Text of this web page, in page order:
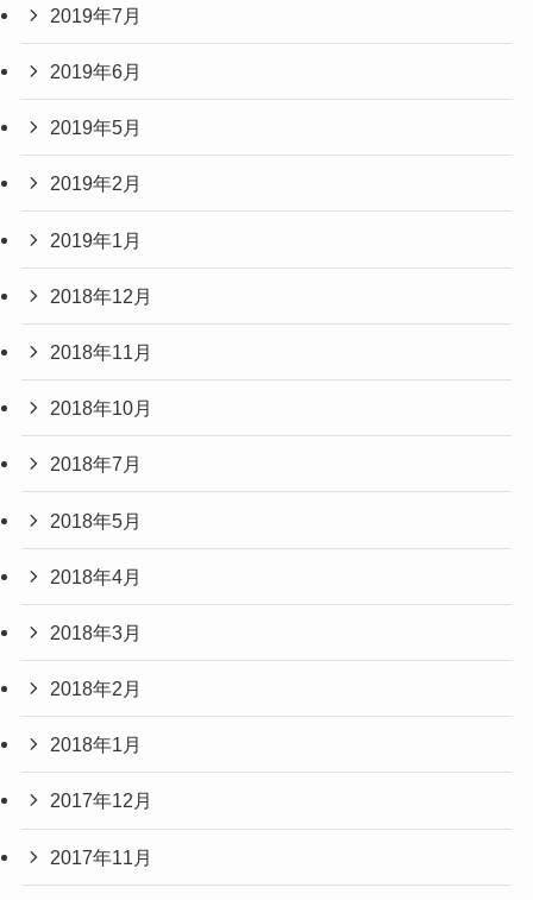
2019年7月
2019年6月
2019年5月
2019年2月
2019年1月
2018年12月
2018年11月
2018年10月
2018年7月
2018年5月
2018年4月
2018年3月
2018年2月
2018年1月
2017年12月
2017年11月